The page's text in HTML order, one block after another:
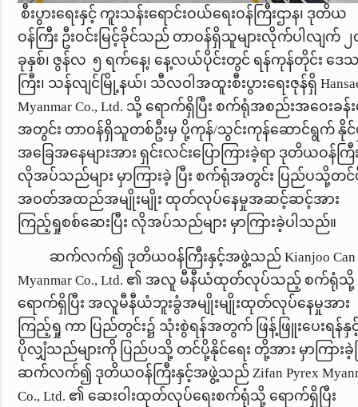
စီးပွားရေးနှင့် ကူးသန်းရောင်းဝယ်ရေးဝန်ကြီးဌာန၊ ဒုတိယ
ဝန်ကြီး ဦးဝင်းမြင့်ခိုင်သည် တာဝန်ရှိသူများလိုက်ပါလျက် ၂
ခုနှစ်၊ ဇွန်လ ၅ ရက်နေ့၊ နေ့လယ်ပိုင်းတွင် ရန်ကုန်တိုင်း ဒေ
ကြီး၊ သန်လျင်မြို့နယ်၊ သီလဝါအထူးစီးပွားရေးဇုန်ရှိ
Myanmar Co., Ltd. သို့ ရောက်ရှိပြီး စက်ရုံအစည်းအဝေးခန်
အတွင်း တာဝန်ရှိသူတစ်ဦးမှ ပို့ကုန်/သွင်းကုန်ဆောင်ရွက် နိုင်
အခြေအနေများအား ရှင်းလင်းပြောကြားခဲ့ရာ ဒုတိယဝန်ကြီ
လိုအပ်သည်များ မှာကြားခဲ့ ပြီး စက်ရုံအတွင်း ပြည်ပသို့တင်
အဝတ်အထည်အမျိုးမျိုး ထုတ်လုပ်နေမှုအဆင့်ဆင့်အား
ကြည့်ရှုစစ်ဆေးပြီး လိုအပ်သည်များ မှာကြားခဲ့ပါသည်။
ဆက်လက်၍ ဒုတိယဝန်ကြီးနှင့်အဖွဲ့သည် Kianjoo Can
Myanmar Co., Ltd. ၏ အလူ မီနီယံထုတ်လုပ်သည့် စက်ရုံသို့
ရောက်ရှိပြီး အလူမီနီယံဘူးခွံအမျိုးမျိုးထုတ်လုပ်နေမှုအား
ကြည့်ရှု ကာ ပြည်တွင်း၌ သုံးစွဲရန်အတွက် ဖြန့်ဖြူးပေးရန်နှ
ပိုလျှံသည်များကို ပြည်ပသို့ တင်ပို့နိုင်ရေး တို့အား မှာကြားခဲ့ပ
ဆက်လက်၍ ဒုတိယဝန်ကြီးနှင့်အဖွဲ့သည် Zifan Pyrex
Co., Ltd. ၏ ဆေးဝါးထုတ်လုပ်ရေးစက်ရုံသို့ ရောက်ရှိပြီး